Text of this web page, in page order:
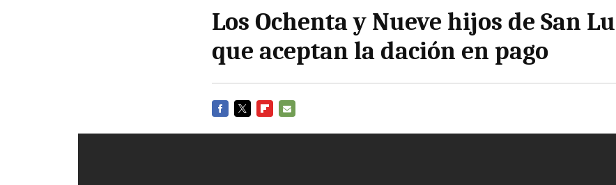
Los Ochenta y Nueve hijos de San
que aceptan la dación en pago